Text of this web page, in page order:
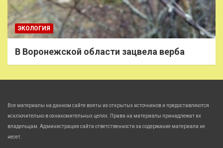
ЭКОЛОГИЯ
В Воронежской области зацвела верба
Все материалы на данном сайте взяты из открытых источников и предоставляются
исключительно в ознакомительных целях. Права на материалы принадлежат их
владельцам. Администрация сайта ответственности за содержание материала не
несет.